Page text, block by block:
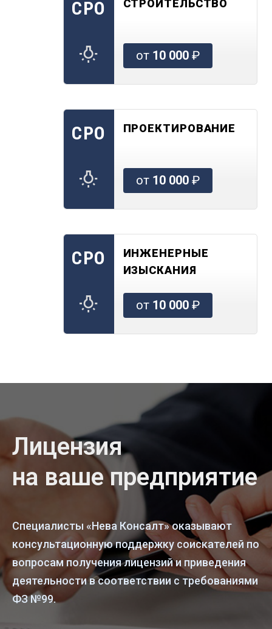
СРО СТРОИТЕЛЬСТВО
от 10 000₽
СРО ПРОЕКТИРОВАНИЕ
от 10 000₽
СРО
ИНЖЕНЕРНЫЕ
ИЗЫСКАНИЯ
от 10 000₽
Лицензия
на ваше предприятие
Специалисты «Нева Консалт» оказывают
консультационную поддержку соискателей по
вопросам получения лицензий и приведения
деятельности в соответствии с требованиями
ФЗ №99.